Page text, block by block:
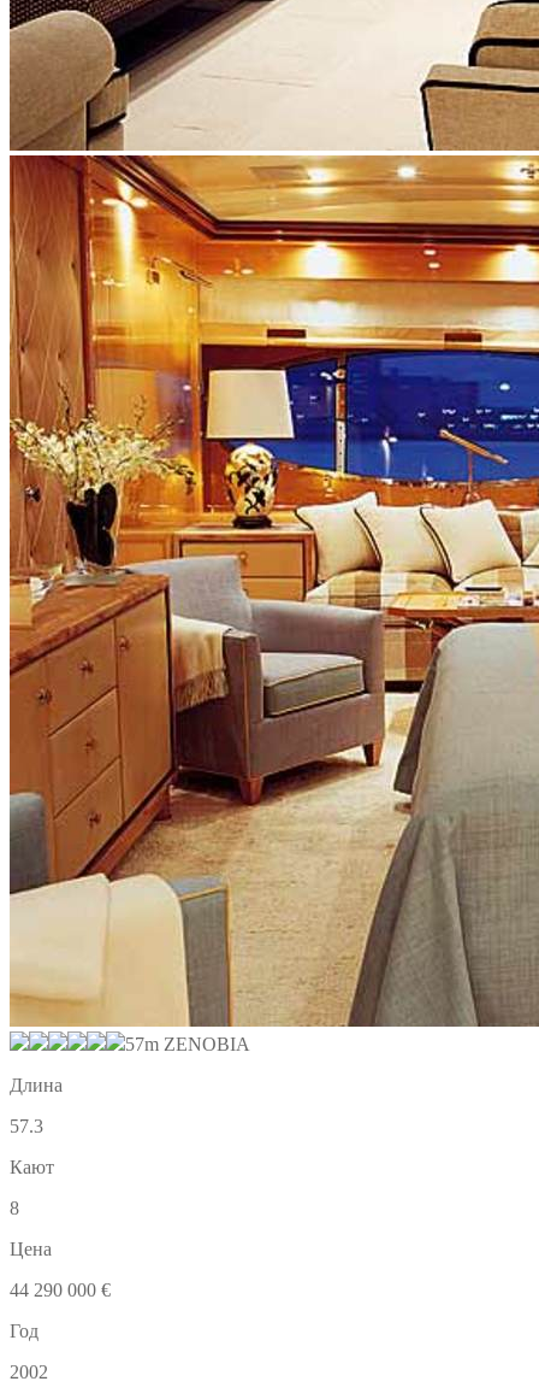
57m ZENOBIA
Длина
57.3
Кают
8
Цена
44 290 000 €
Год
2002